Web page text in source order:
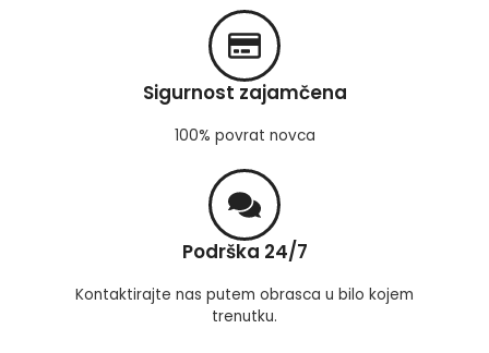
Sigurnost zajamčena
100% povrat novca
Podrška 24/7
Kontaktirajte nas putem obrasca u bilo kojem
trenutku.